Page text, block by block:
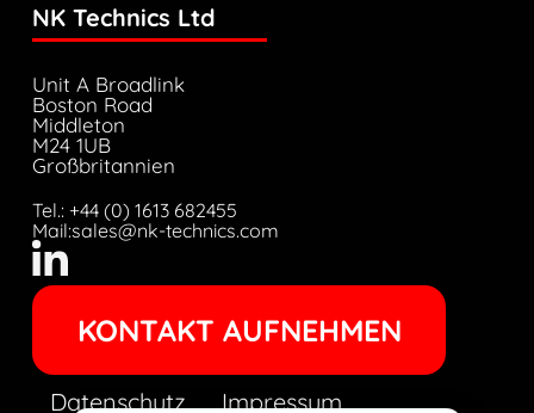
NK Technics Ltd
Unit A Broadlink
Boston Road
Middleton
M24 1UB
Großbritannien
Tel.: +44 (0) 1613 682455
Mail:sales@nk-technics.com
KONTAKT AUFNEHMEN
Datenschutz Impressum